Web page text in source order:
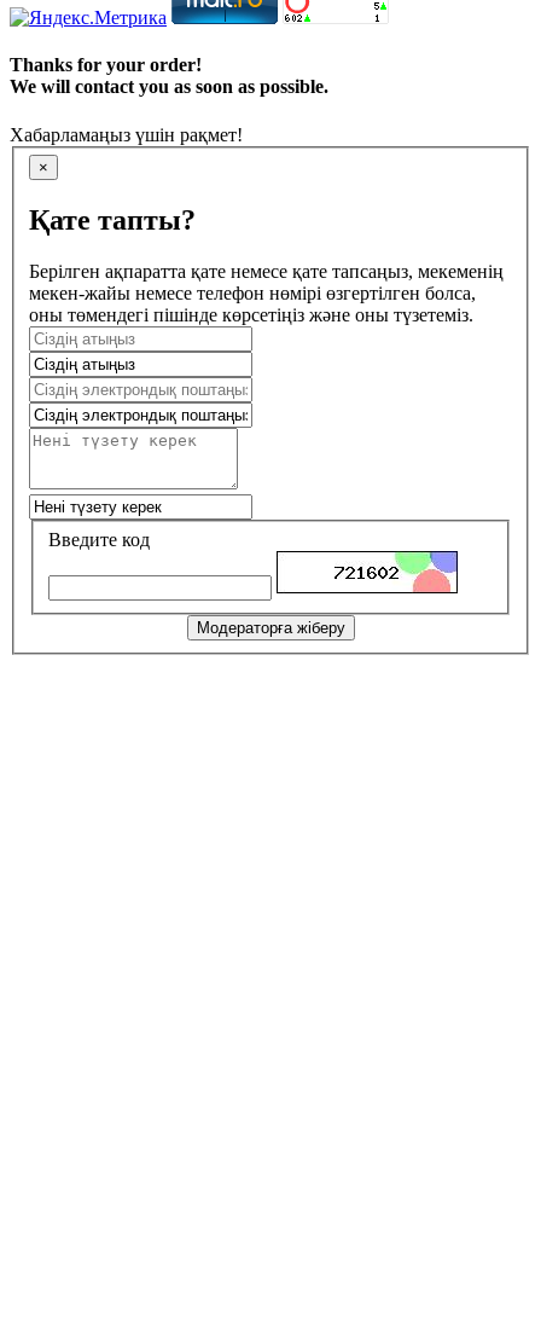
Thanks for your order!
We will contact you as soon as possible.
Хабарламаңыз үшін рақмет!
×
Қате тапты?
Берілген ақпаратта қате немесе қате тапсаңыз, мекеменің
мекен-жайы немесе телефон нөмірі өзгертілген болса,
оны төмендегі пішінде көрсетіңіз және оны түзетеміз.
Введите код
Модераторға жіберу